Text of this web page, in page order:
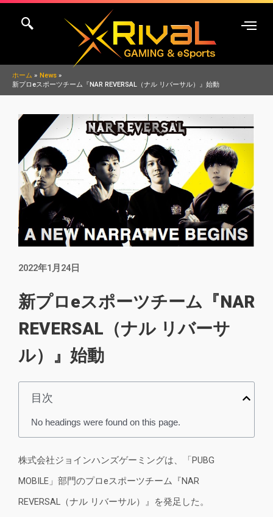
ホーム
News
新プロeスポーツチーム『NAR REVERSAL（ナル リバーサル）』始動
2022年1月24日
新プロeスポーツチーム『NAR
REVERSAL（ナル リバーサ
ル）』始動
目次
No headings were found on this page.
株式会社ジョインハンズゲーミングは、「PUBG
MOBILE」部門のプロeスポーツチーム『NAR
REVERSAL（ナル リバーサル）』を発足した。